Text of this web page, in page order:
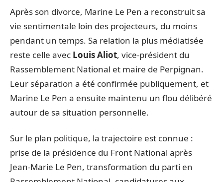
Après son divorce, Marine Le Pen a reconstruit sa
vie sentimentale loin des projecteurs, du moins
pendant un temps. Sa relation la plus médiatisée
reste celle avec Louis Aliot, vice-président du
Rassemblement National et maire de Perpignan.
Leur séparation a été confirmée publiquement, et
Marine Le Pen a ensuite maintenu un flou délibéré
autour de sa situation personnelle.
Sur le plan politique, la trajectoire est connue :
prise de la présidence du Front National après
Jean-Marie Le Pen, transformation du parti en